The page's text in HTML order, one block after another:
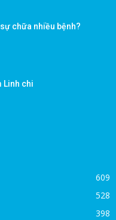
chữa nhiều bệnh?
Linh chi
609
528
398